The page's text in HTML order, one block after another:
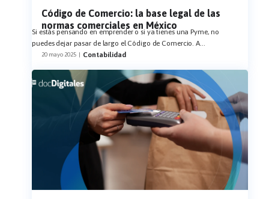
Código de Comercio: la base legal de las
normas comerciales en México
Si estás pensando en emprender o si ya tienes una Pyme, no
puedes dejar pasar de largo el Código de Comercio. A...
20 mayo 2025 Contabilidad